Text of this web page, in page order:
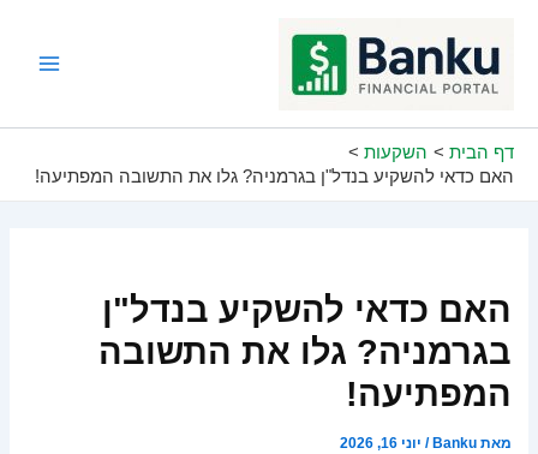
דף הבית
השקעות
האם כדאי להשקיע בנדל"ן בגרמניה? גלו את התשובה המפתיעה!
האם כדאי להשקיע בנדל"ן
בגרמניה? גלו את התשובה
המפתיעה!
מאתBanku
/ יוני 16, 2026